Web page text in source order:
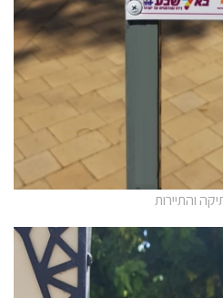
והתיירות